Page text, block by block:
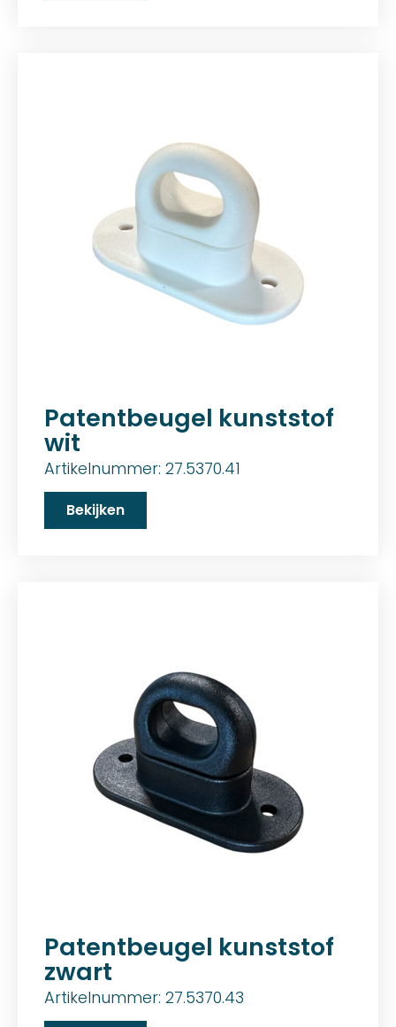
Patentbeugel kunststof
wit
Artikelnummer: 27.5370.41
Bekijken
Patentbeugel kunststof
zwart
Artikelnummer: 27.5370.43